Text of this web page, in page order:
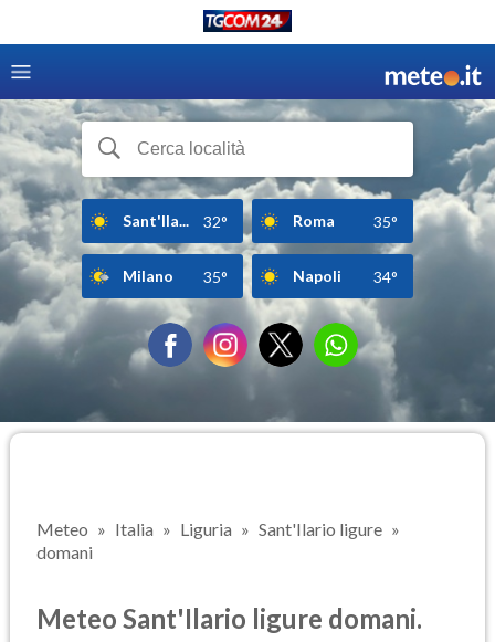
Sant'Ila... 32° Roma 35°
Milano 35° Napoli 34°
Meteo Italia Liguria
Sant'Ilario ligure
domani
Meteo Sant'Ilario ligure domani.